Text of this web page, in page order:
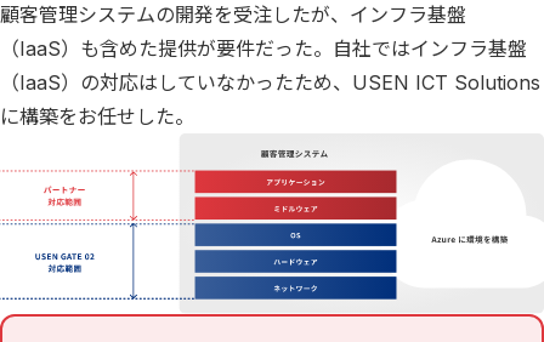
顧客管理システムの開発を受注したが、インフラ基盤
（IaaS）も含めた提供が要件だった。自社ではインフラ基盤
（IaaS）の対応はしていなかったため、USEN ICT Solutions
に構築をお任せした。